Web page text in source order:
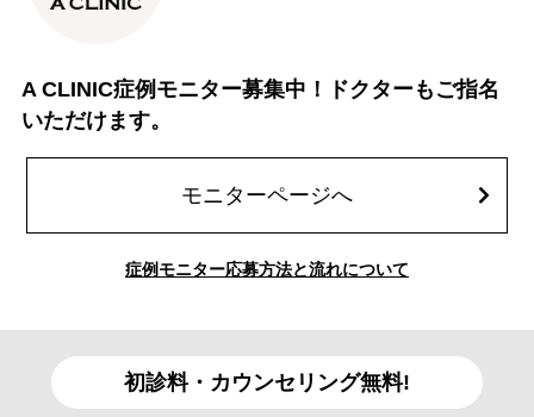
A CLINIC症例モニター募集中！ドクターもご指名
いただけます。
モニターページへ
症例モニター応募方法と流れについて
初診料・カウンセリング無料!